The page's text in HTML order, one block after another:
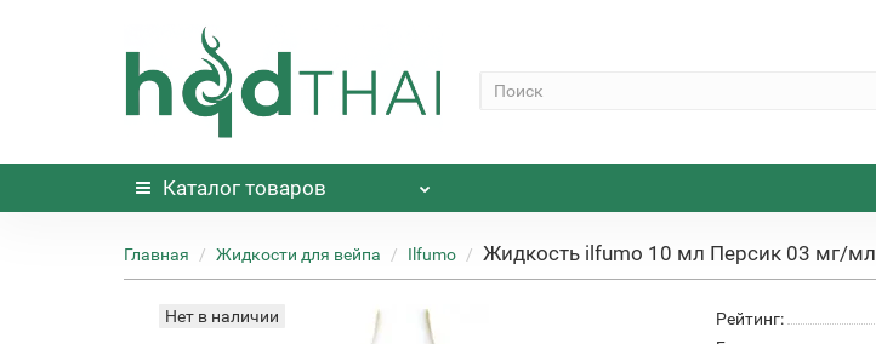
Каталог товаров
Главная Жидкости для вейпа Ilfumo Жидкость ilfumo 10 мл Персик 03 мг/мл
Нет в наличии Рейтинг: